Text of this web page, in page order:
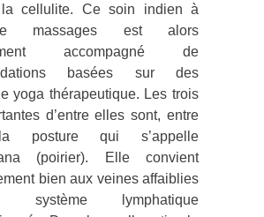
cellulite. Ce soin indien à
massages est alors
accompagné de
basées sur des
yoga thérapeutique. Les trois
d’entre elles sont, entre
posture qui s’appelle
(poirier). Elle convient
bien aux veines affaiblies
lymphatique